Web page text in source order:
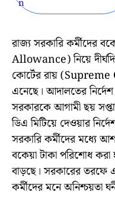
রাজ্য সরকারি কর্মীদের
Allowance) নিয়ে
কোর্টের রায়
এনেছে। আদালতের
সরকারকে আগামী ছয়
ডিএ মিটিয়ে দেওয়ার
সরকারি কর্মীদের মধ্যে
বকেয়া টাকা পরিশোধ করা
বাড়ছে। সরকারের তরফে
কর্মীদের মনে অনিশ্চয়তা